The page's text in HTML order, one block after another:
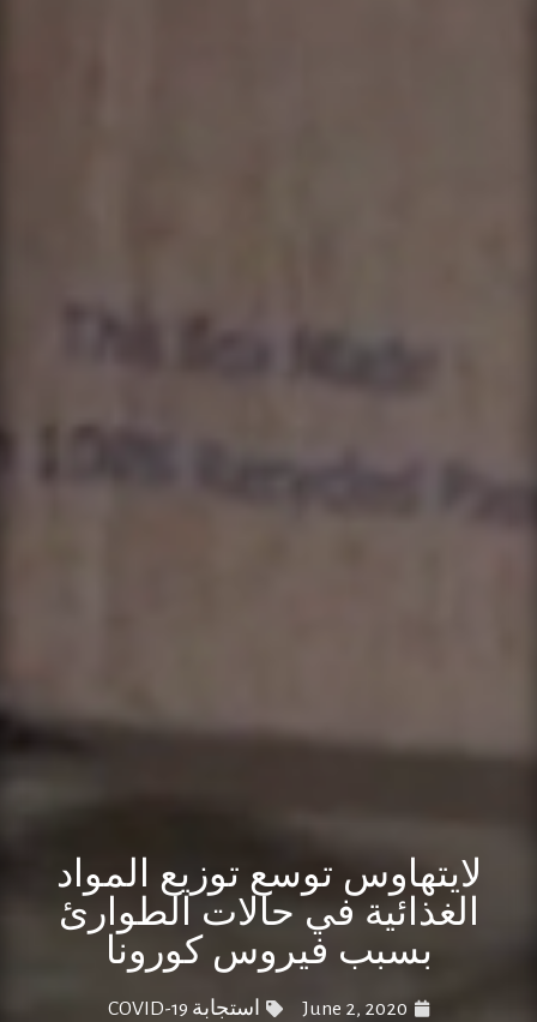
لايتهاوس توسع توزيع المواد
الغذائية في حالات الطوارئ
بسبب فيروس كورونا
June 2, 2020 استجابة COVID-19